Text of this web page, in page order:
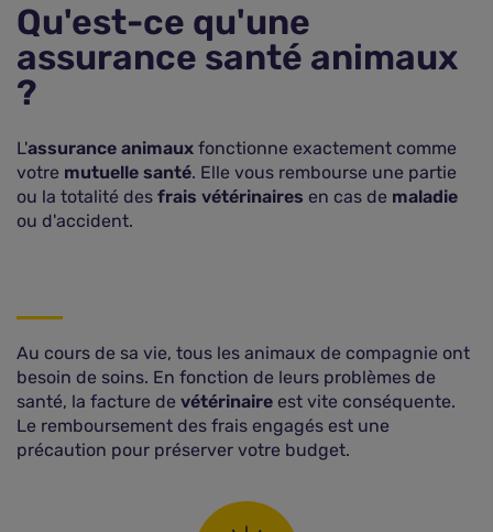
Qu'est-ce qu'une
assurance santé animaux
?
L'assurance animaux fonctionne exactement comme
votre mutuelle santé. Elle vous rembourse une partie
ou la totalité des frais vétérinaires en cas de maladie
ou d'accident.
Au cours de sa vie, tous les animaux de compagnie ont
besoin de soins. En fonction de leurs problèmes de
santé, la facture de vétérinaire est vite conséquente.
Le remboursement des frais engagés est une
précaution pour préserver votre budget.